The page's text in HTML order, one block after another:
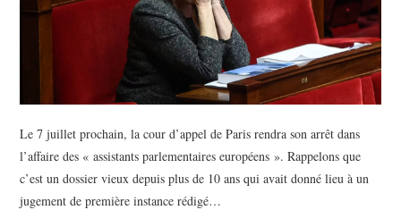
Le 7 juillet prochain, la cour d’appel de Paris rendra son arrêt dans
l’affaire des « assistants parlementaires européens ». Rappelons que
c’est un dossier vieux depuis plus de 10 ans qui avait donné lieu à un
jugement de première instance rédigé…